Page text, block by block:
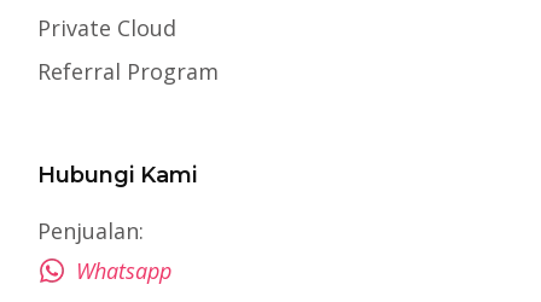
Private Cloud
Referral Program
Hubungi Kami
Penjualan:
Whatsapp